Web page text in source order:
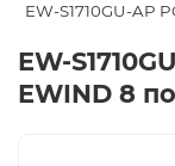
EW-S1710GU-AP
EW-
EWIND 8